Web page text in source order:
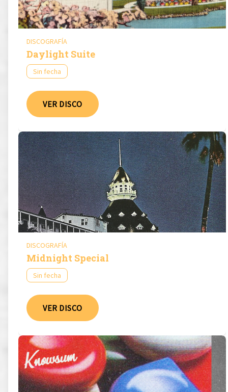
DISCOGRAFÍA
Daylight Suite
Sin fecha
VER DISCO
DISCOGRAFÍA
Midnight Special
Sin fecha
VER DISCO